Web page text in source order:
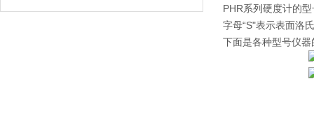
PHR系列硬度计的
字母“S"表示表面洛
下面是各种型号仪器